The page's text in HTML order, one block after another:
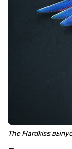
The Hardkiss